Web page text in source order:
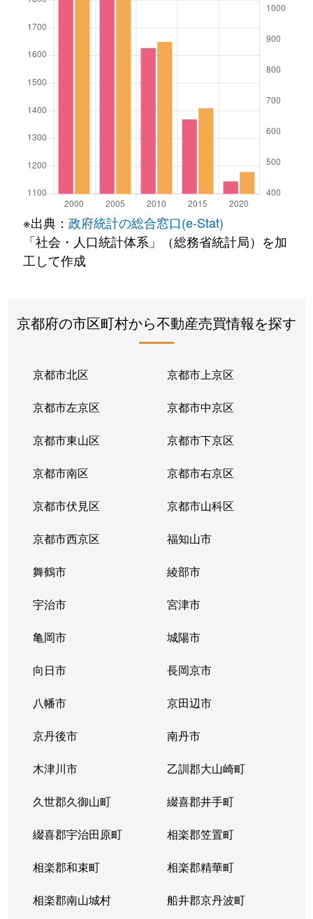
※出典： 政府統計の総合窓口(e-Stat)
「社会・人口統計体系」（総務省統計局）を加
工して作成
京都府の市区町村から不動産売買情報を探す
京都市北区 京都市上京区
京都市左京区 京都市中京区
京都市東山区 京都市下京区
京都市南区 京都市右京区
京都市伏見区 京都市山科区
京都市西京区 福知山市
舞鶴市 綾部市
宇治市 宮津市
亀岡市 城陽市
向日市 長岡京市
八幡市 京田辺市
京丹後市 南丹市
木津川市 乙訓郡大山崎町
久世郡久御山町 綴喜郡井手町
綴喜郡宇治田原町 相楽郡笠置町
相楽郡和束町 相楽郡精華町
相楽郡南山城村 船井郡京丹波町